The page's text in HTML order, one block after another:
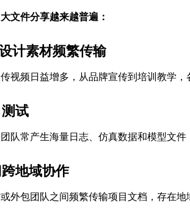
文件分享越来越普遍：
计素材频繁传输
视频日益增多，从品牌宣传到培训教学，
试
队常产生海量日志、仿真数据和模型文件
地域协作
外包团队之间频繁传输项目文档，存在